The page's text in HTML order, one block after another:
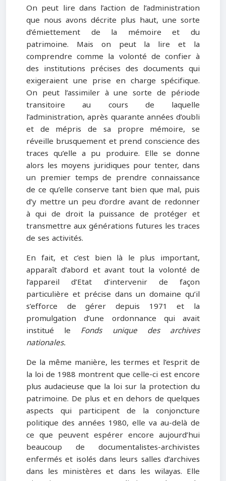
On peut lire dans l’action de l’administration
que nous avons décrite plus haut, une sorte
d’émiettement de la mémoire et du
patrimoine. Mais on peut la lire et la
comprendre comme la volonté de confier à
des institutions précises des documents qui
exigeraient une prise en charge spécifique.
On peut l’assimiler à une sorte de période
transitoire au cours de laquelle
l’administration, après quarante années d’oubli
et de mépris de sa propre mémoire, se
réveille brusquement et prend conscience des
traces qu’elle a pu produire. Elle se donne
alors les moyens juridiques pour tenter, dans
un premier temps de prendre connaissance
de ce qu’elle conserve tant bien que mal, puis
d’y mettre un peu d’ordre avant de redonner
à qui de droit la puissance de protéger et
transmettre aux générations futures les traces
de ses activités.
En fait, et c’est bien là le plus important,
apparaît d’abord et avant tout la volonté de
l’appareil d’Etat d’intervenir de façon
particulière et précise dans un domaine qu’il
s’efforce de gérer depuis 1971 et la
promulgation d’une ordonnance qui avait
institué le Fonds unique des archives
nationales.
De la même manière, les termes et l’esprit de
la loi de 1988 montrent que celle-ci est encore
plus audacieuse que la loi sur la protection du
patrimoine. De plus et en dehors de quelques
aspects qui participent de la conjoncture
politique des années 1980, elle va au-delà de
ce que peuvent espérer encore aujourd’hui
beaucoup de documentalistes-archivistes
enfermés et isolés dans leurs salles d’archives
dans les ministères et dans les wilayas. Elle